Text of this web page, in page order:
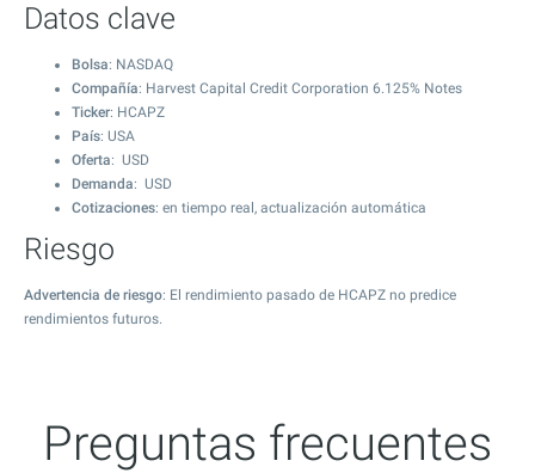
Datos clave
Bolsa: NASDAQ
Compañía: Harvest Capital Credit Corporation 6.125% Notes
Ticker: HCAPZ
País: USA
Oferta: USD
Demanda: USD
Cotizaciones: en tiempo real, actualización automática
Riesgo
Advertencia de riesgo: El rendimiento pasado de HCAPZ no predice
rendimientos futuros.
Preguntas frecuentes